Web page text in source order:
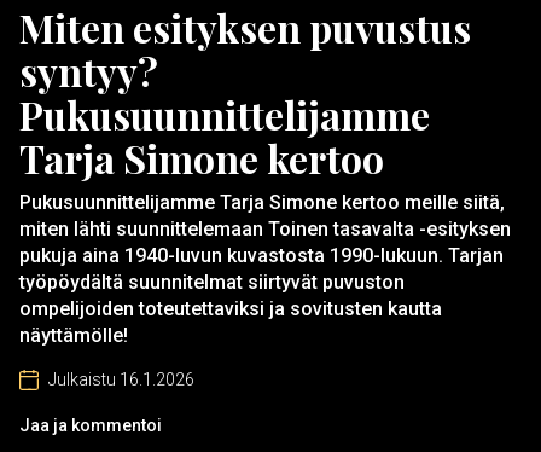
Miten esityksen puvustus
syntyy?
Pukusuunnittelijamme
Tarja Simone kertoo
Pukusuunnittelijamme Tarja Simone kertoo meille siitä,
miten lähti suunnittelemaan Toinen tasavalta -esityksen
pukuja aina 1940-luvun kuvastosta 1990-lukuun. Tarjan
työpöydältä suunnitelmat siirtyvät puvuston
ompelijoiden toteutettaviksi ja sovitusten kautta
näyttämölle!
Julkaistu 16.1.2026
Jaa ja kommentoi